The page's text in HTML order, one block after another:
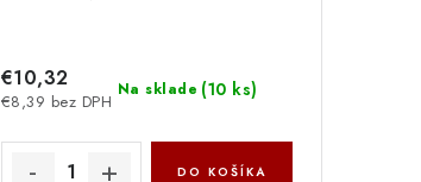
Na sklade (10 ks)
€8,39 bez DPH
€10,32
DO KOŠÍKA